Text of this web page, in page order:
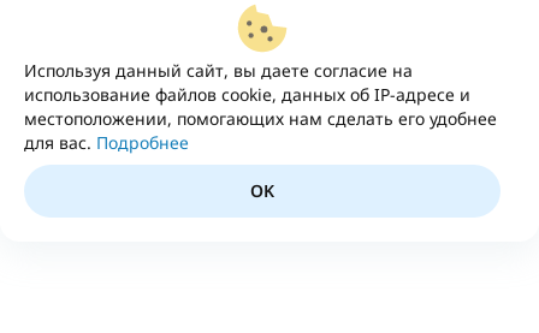
Используя данный сайт, вы даете согласие на
использование файлов cookie, данных об IP-адресе и
местоположении, помогающих нам сделать его удобнее
для вас. Подробнее
OK